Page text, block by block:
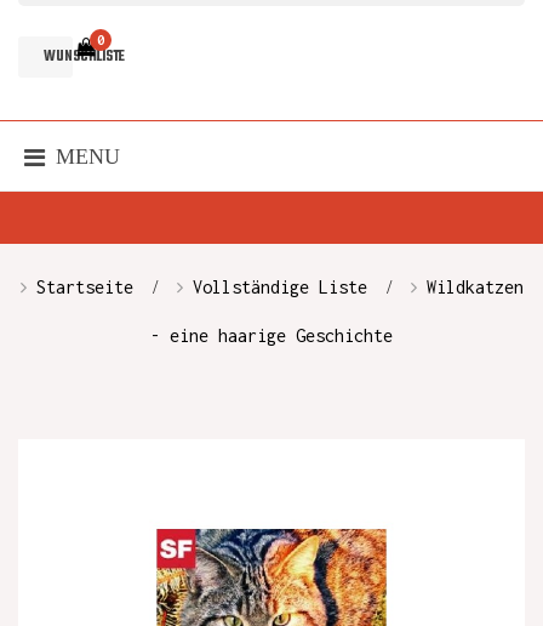
WUNSCHLISTE
0
MENU
Startseite Vollständige Liste Wildkatzen
- eine haarige Geschichte